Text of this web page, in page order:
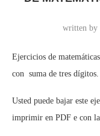
written by
Ejercicios de
con suma de tres dígitos.
Usted puede bajar este
imprimir en PDF e con